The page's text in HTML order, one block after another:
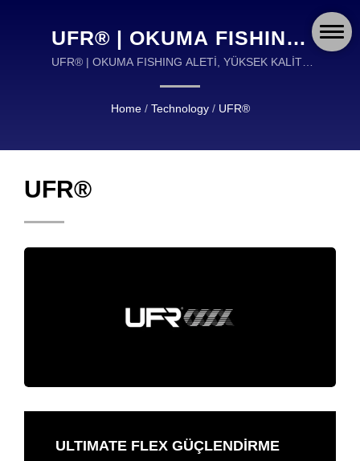
UFR® | OKUMA FISHING:
30 YILLIK UZMANLIK ILE
DESTEKLENEN YÜKSEK
KALITELI BALIK AVI
ALETLERI
UFR® | OKUMA FISHING ALETİ, YÜKSEK KALİTE
Home / Technology / UFR®
UFR®
ULTIMATE FLEX GÜÇLENDİRME